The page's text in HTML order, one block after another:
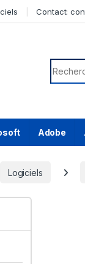
Contact:
Search
Adobe
Logiciels